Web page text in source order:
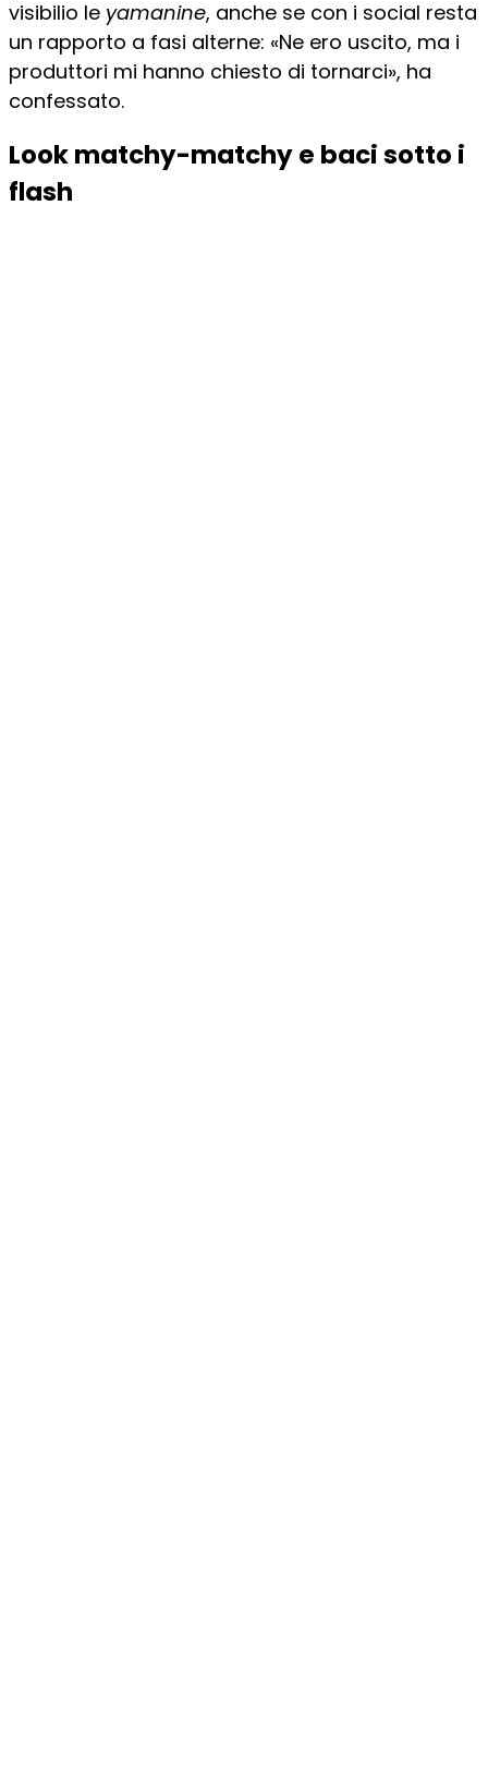
visibilio le yamanine, anche se con i social resta
un rapporto a fasi alterne: «Ne ero uscito, ma i
produttori mi hanno chiesto di tornarci», ha
confessato.
Look matchy-matchy e baci sotto i
flash